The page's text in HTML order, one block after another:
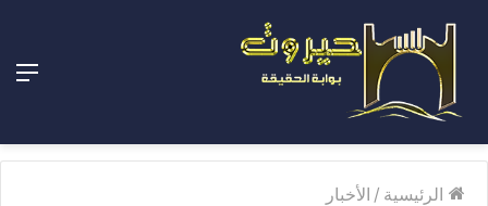
الرئيسية / الأخبار